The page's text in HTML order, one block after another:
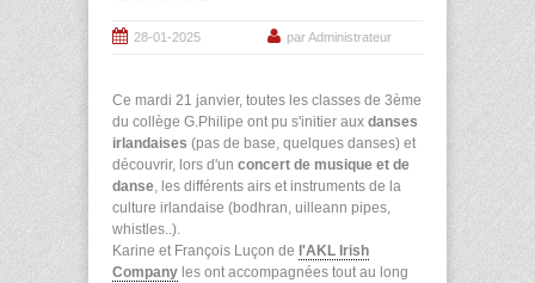
28-01-2025 par Administrateur
Ce mardi 21 janvier, toutes les classes de 3ème
du collège G.Philipe ont pu s'initier aux danses
irlandaises (pas de base, quelques danses) et
découvrir, lors d'un concert de musique et de
danse, les différents airs et instruments de la
culture irlandaise (bodhran, uilleann pipes,
whistles..).
Karine et François Luçon de l'AKL Irish
Company les ont accompagnées tout au long